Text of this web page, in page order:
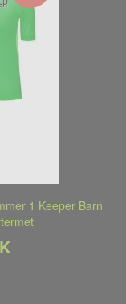
1 Keeper Barn